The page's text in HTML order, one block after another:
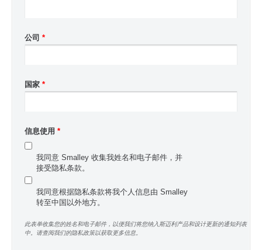
公司 *
国家 *
信息使用 *
我同意 Smalley 收集我姓名和电子邮件，并
接受隐私条款。
我同意根据隐私条款将我个人信息由 Smalley
转至中国以外地方。
此表单收集您的姓名和电子邮件，以便我们将您纳入斯迈利产品和设计更新的通知列表
中。请查阅我们的隐私政策以获取更多信息。